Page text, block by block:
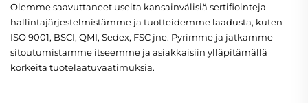
Olemme saavuttaneet useita kansainvälisiä sertifiointeja
hallintajärjestelmistämme ja tuotteidemme laadusta, kuten
ISO 9001, BSCI, QMI, Sedex, FSC jne. Pyrimme ja jatkamme
sitoutumistamme itseemme ja asiakkaisiin ylläpitämällä
korkeita tuotelaatuvaatimuksia.